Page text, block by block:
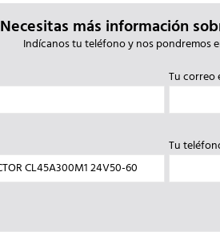
más información
Indícanos tu teléfono y nos pondremos
Tu correo
Tu